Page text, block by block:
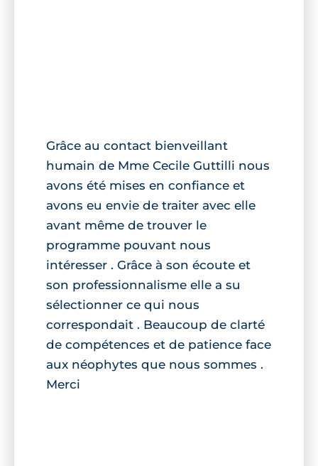
Grâce au contact bienveillant
humain de Mme Cecile Guttilli nous
avons été mises en confiance et
avons eu envie de traiter avec elle
avant même de trouver le
programme pouvant nous
intéresser . Grâce à son écoute et
son professionnalisme elle a su
sélectionner ce qui nous
correspondait . Beaucoup de clarté
de compétences et de patience face
aux néophytes que nous sommes .
Merci